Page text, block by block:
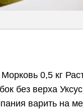
0,5 кг
без верха
варить на